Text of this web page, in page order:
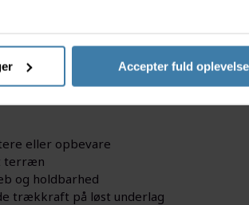
Accepter fuld oplevelse
Core foldedæk. Dette gravel-
om du cykler på ujævne stier eller
pålideligt greb, lav rullemodstand og
eller opbevare
terræn
og holdbarhed
trækkraft på løst underlag